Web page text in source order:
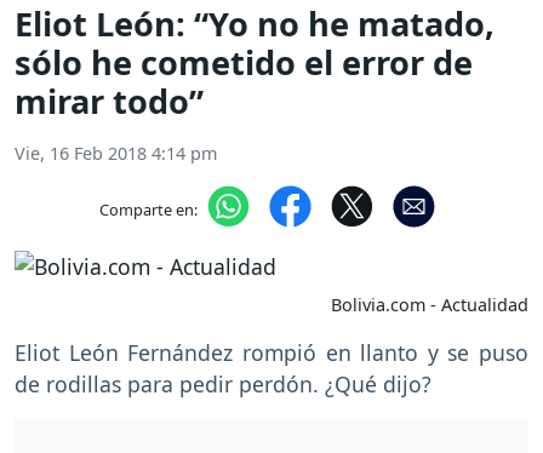
Eliot León: “Yo no he matado,
sólo he cometido el error de
mirar todo”
Vie, 16 Feb 2018 4:14 pm
Comparte en:
Bolivia.com - Actualidad
Eliot León Fernández rompió en llanto y se puso
de rodillas para pedir perdón. ¿Qué dijo?